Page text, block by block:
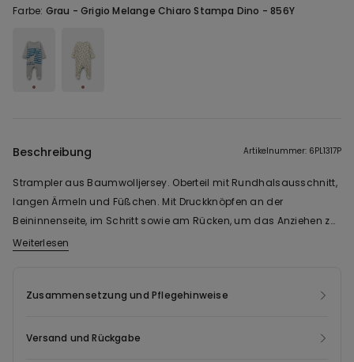
Farbe: Grau -Grigio Melange Chiaro Stampa Dino - 856Y
Beschreibung Artikelnummer: 6PL1317P
Strampler aus Baumwolljersey. Oberteil mit Rundhalsausschnitt,
langen Ärmeln und Füßchen. Mit Druckknöpfen an der
Beininnenseite, im Schritt sowie am Rücken, um das Anziehen zu
erleichtern.
Weiterlesen
Zusammensetzung und Pflegehinweise
Versand und Rückgabe